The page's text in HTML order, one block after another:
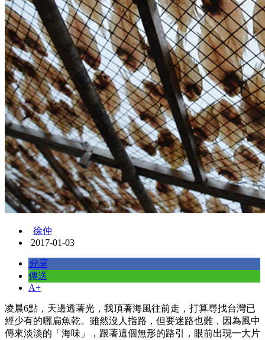
徐仲
2017-01-03
分享
傳送
A+
凌晨6點，天邊透著光，我頂著海風往前走，打算尋找台灣已
經少有的曬扁魚乾。雖然沒人指路，但要迷路也難，因為風中
傳來淡淡的「海味」，跟著這個無形的路引，眼前出現一大片